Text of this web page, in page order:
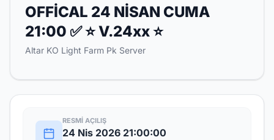
OFFİCAL 24 NİSAN CUMA
21:00 ✅ ⭐ V.24xx ⭐
Altar KO Light Farm Pk Server
RESMI AÇILIŞ
24 Nis 2026 21:00:00